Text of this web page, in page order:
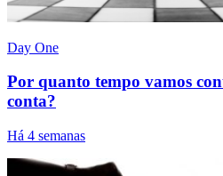
Day One
Por quanto tempo vamos
conta?
Há 4 semanas